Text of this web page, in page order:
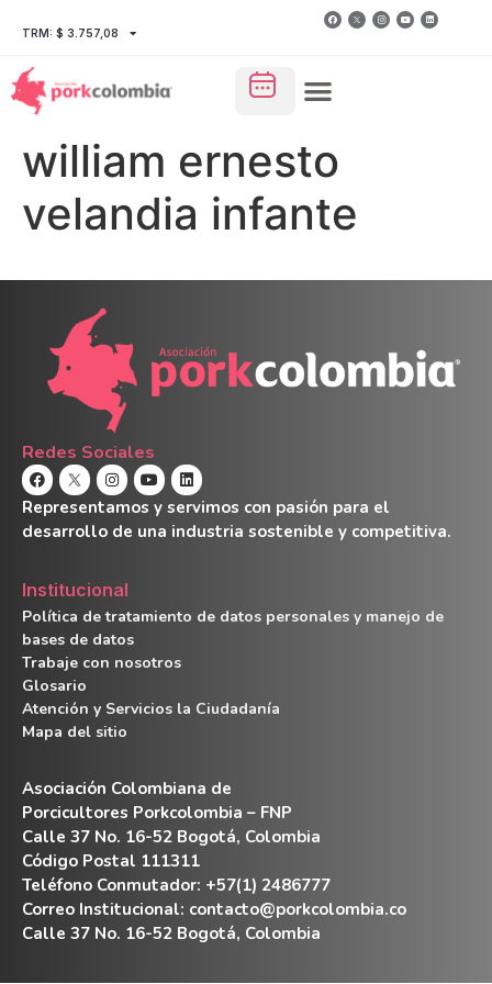
TRM: $ 3.757,08
william ernesto
velandia infante
Redes Sociales
Representamos y servimos con pasión para el
desarrollo de una industria sostenible y competitiva.
Institucional
Política de tratamiento de datos personales y manejo de
bases de datos
Trabaje con nosotros
Glosario
Atención y Servicios la Ciudadanía
Mapa del sitio
Asociación Colombiana de
Porcicultores Porkcolombia – FNP
Calle 37 No. 16-52 Bogotá, Colombia
Código Postal 111311
Teléfono Conmutador: +57(1) 2486777
Correo Institucional: contacto@porkcolombia.co
Calle 37 No. 16-52 Bogotá, Colombia